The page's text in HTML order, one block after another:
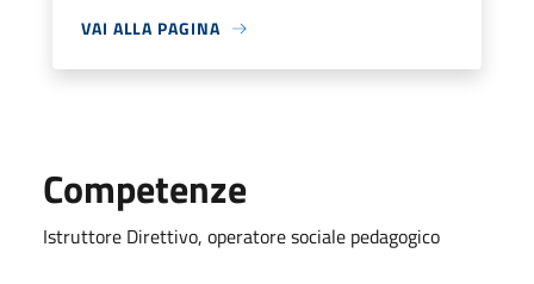
VAI ALLA PAGINA
Competenze
Istruttore Direttivo, operatore sociale pedagogico